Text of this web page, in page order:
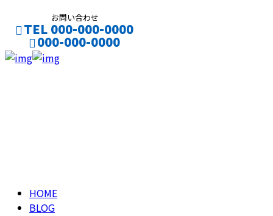
お問い合わせ
TEL 000-000-0000
000-000-0000
HOME
BLOG